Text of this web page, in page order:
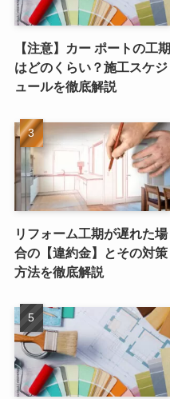
【注意】カー ポートの工期
はどのくらい？施工スケジ
ュールを徹底解説
リフォーム工期が遅れた場
合の【違約金】とその対策
方法を徹底解説